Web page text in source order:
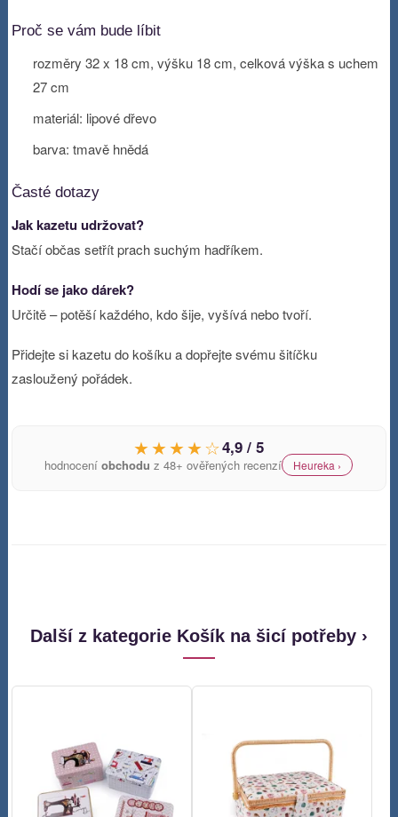
Proč se vám bude líbit
rozměry 32 x 18 cm, výšku 18 cm, celková výška s uchem
27 cm
materiál: lipové dřevo
barva: tmavě hnědá
Časté dotazy
Jak kazetu udržovat?
Stačí občas setřít prach suchým hadříkem.
Hodí se jako dárek?
Určitě – potěší každého, kdo šije, vyšívá nebo tvoří.
Přidejte si kazetu do košíku a dopřejte svému šitíčku
zasloužený pořádek.
★★★★☆4,9 / 5
hodnoceníobchodu z 48+ ověřených recenzí Heureka ›
Další z kategorie Košík na šicí potřeby ›